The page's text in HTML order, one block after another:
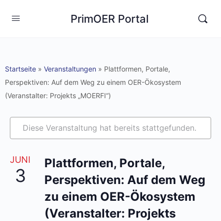
PrimOER Portal
Startseite » Veranstaltungen » Plattformen, Portale,
Perspektiven: Auf dem Weg zu einem OER-Ökosystem
(Veranstalter: Projekts „MOERFI“)
Diese Veranstaltung hat bereits stattgefunden.
JUNI
3
Plattformen, Portale,
Perspektiven: Auf dem Weg
zu einem OER-Ökosystem
(Veranstalter: Projekts